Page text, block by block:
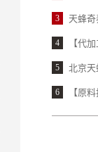
3
4
5
6